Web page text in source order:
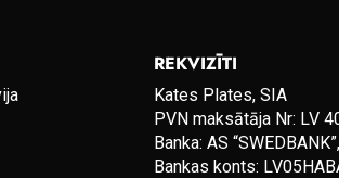
REKVIZĪTI
Kates Plates, SIA
PVN maksātāja Nr: LV
Banka: AS
Bankas konts: